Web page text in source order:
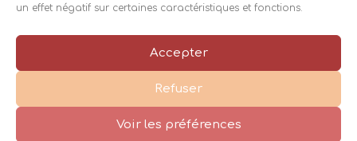
un effet négatif sur certaines caractéristiques et fonctions.
Accepter
Refuser
Voir les préférences
Accès
Mentions légales|Cookies|
Réalisation|Cécile Recorbet©2026